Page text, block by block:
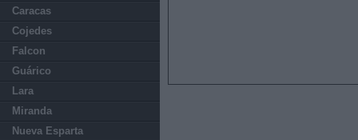
Caracas
Cojedes
Falcon
Guárico
Lara
Miranda
Nueva Esparta